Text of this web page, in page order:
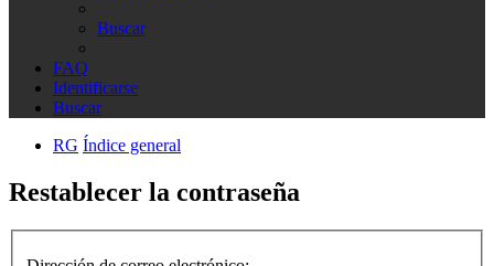
Buscar
FAQ
Identificarse
Buscar
RG Índice general
Restablecer la contraseña